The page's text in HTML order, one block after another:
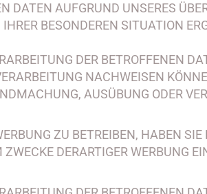
AUFGRUND UNSERES
BESONDEREN SITUATION
DER BETROFFENEN
NACHWEISEN
AUSÜBUNG ODER
ZU BETREIBEN, HABEN
DERARTIGER WERBUNG